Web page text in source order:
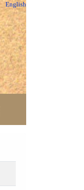
English